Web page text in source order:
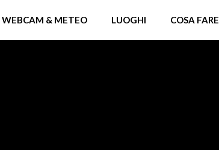
WEBCAM & METEO LUOGHI COSA FARE